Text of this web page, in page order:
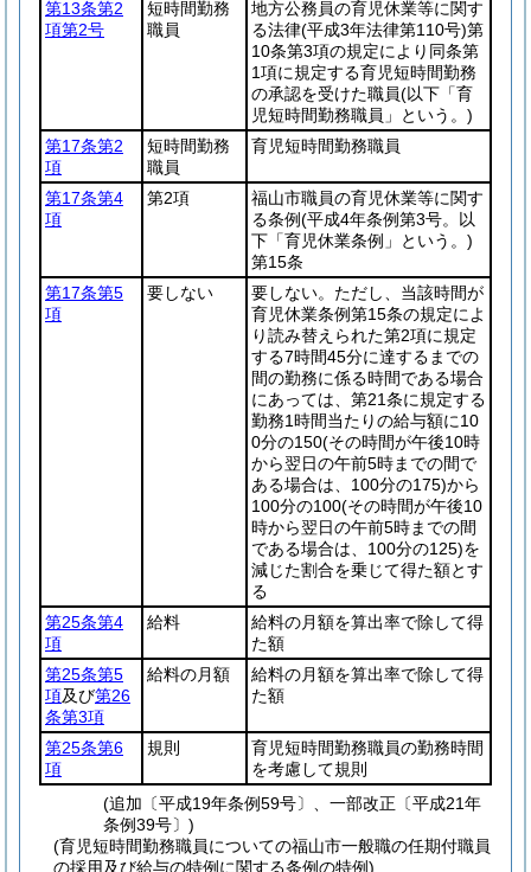
第13条第2
項第2号
短時間勤務
職員
地方公務員の育児休業等に関す
る法律(平成3年法律第110号)第
10条第3項の規定により同条第
1項に規定する育児短時間勤務
の承認を受けた職員(以下「育
児短時間勤務職員」という。)
第17条第2
項
短時間勤務
職員
育児短時間勤務職員
第17条第4
項
第2項
福山市職員の育児休業等に関す
る条例(平成4年条例第3号。以
下「育児休業条例」という。)
第15条
第17条第5
項
要しない
要しない。ただし、当該時間が
育児休業条例第15条の規定によ
り読み替えられた第2項に規定
する7時間45分に達するまでの
間の勤務に係る時間である場合
にあっては、第21条に規定する
勤務1時間当たりの給与額に10
0分の150(その時間が午後10時
から翌日の午前5時までの間で
ある場合は、100分の175)から
100分の100(その時間が午後10
時から翌日の午前5時までの間
である場合は、100分の125)を
減じた割合を乗じて得た額とす
る
第25条第4
項
給料
給料の月額を算出率で除して得
た額
第25条第5
項及び第26
条第3項
給料の月額
給料の月額を算出率で除して得
た額
第25条第6
項
規則
育児短時間勤務職員の勤務時間
を考慮して規則
(追加〔平成19年条例59号〕、一部改正〔平成21年
条例39号〕)
(育児短時間勤務職員についての福山市一般職の任期付職員
の採用及び給与の特例に関する条例の特例)